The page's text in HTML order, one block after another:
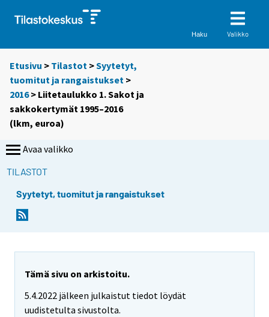
Haku Valikko
Etusivu > Tilastot >Syytetyt,
tuomitut ja rangaistukset >
2016> Liitetaulukko 1. Sakot ja
sakkokertymät 1995–2016
(lkm, euroa)
Avaa valikko
TILASTOT
Syytetyt, tuomitut ja rangaistukset
Tämä sivu on arkistoitu.
5.4.2022 jälkeen julkaistut tiedot löydät
uudistetulta sivustolta.